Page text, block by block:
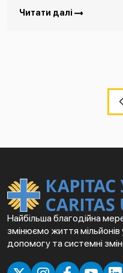
Читати далі
Найбільша благодійна
змінюємо життя мільйонів
допомогу та системні